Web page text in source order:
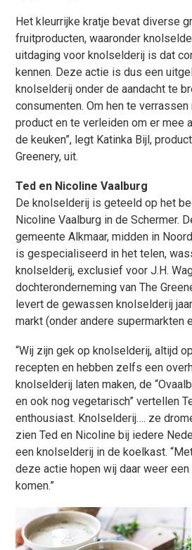
Het kleurrijke kratje bevat diverse
fruitproducten, waaronder
uitdaging voor knolselderij is dat
kennen. Deze actie is dus een
knolselderij onder de aandacht te
consumenten. Om hen te
product en te verleiden om er mee
de keuken”, legt Katinka Bijl,
Greenery, uit.
Ted en Nicoline Vaalburg
De knolselderij is geteeld op het
Nicoline Vaalburg in de Schermer.
gemeente Alkmaar, midden in
is gespecialiseerd in het telen,
knolselderij, exclusief voor J.H.
dochteronderneming van The
levert de gewassen knolselderij
markt (onder andere supermarkten
“Wij zijn gek op knolselderij, altijd
recepten en hebben zelfs een
knolselderij laten maken, de
en ook nog vegetarisch” vertellen
enthousiast. Knolselderij…. ze
zien Ted en Nicoline bij iedere
een knolselderij in de koelkast.
deze actie hopen wij daar weer
komen.”